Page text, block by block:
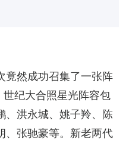
竟然成功召集了一张阵
世纪大合照星光阵容包
、洪永城、姚子羚、陈
、张驰豪等。新老两代